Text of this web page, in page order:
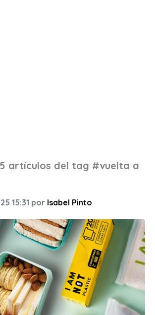
artículos del tag #vuelta a
15:31 por Isabel Pinto